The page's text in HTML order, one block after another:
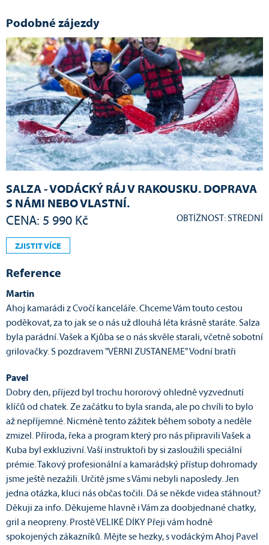
Podobné zájezdy
SALZA - VODÁCKÝ RÁJ V RAKOUSKU. DOPRAVA
S NÁMI NEBO VLASTNÍ.
CENA: 5 990 Kč OBTÍŽNOST: STŘEDNÍ
ZJISTIT VÍCE
Reference
Martin
Ahoj kamarádi z Cvočí kanceláře. Chceme Vám touto cestou
poděkovat, za to jak se o nás už dlouhá léta krásně staráte. Salza
byla parádní. Vašek a Kjůba se o nás skvěle starali, včetně sobotní
grilovačky. S pozdravem "VĚRNI ZUSTANEME" Vodní bratři
Pavel
Dobry den, příjezd byl trochu hororový ohledně vyzvednutí
klíčů od chatek. Ze začátku to byla sranda, ale po chvíli to bylo
až nepříjemné. Nicméně tento zážitek během soboty a neděle
zmizel. Příroda, řeka a program který pro nás připravili Vašek a
Kuba byl exkluzivní. Vaší instruktoři by si zasloužili speciální
prémie. Takový profesionální a kamarádský přístup dohromady
jsme ještě nezažili. Určitě jsme s Vámi nebyli naposledy. Jen
jedna otázka, kluci nás občas točili. Dá se někde videa stáhnout?
Děkuji za info. Děkujeme hlavně i Vám za doobjednané chatky,
gril a neopreny. Prostě VELIKÉ DÍKY Přeji vám hodně
spokojených zákazníků. Mějte se hezky, s vodáckým Ahoj Pavel